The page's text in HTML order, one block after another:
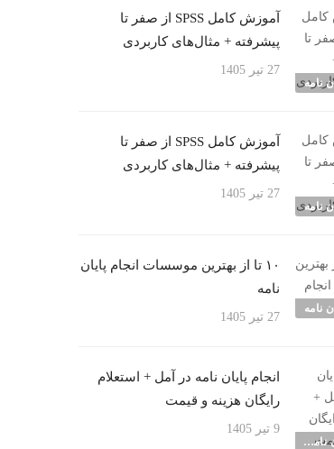
نامه
آموزش کامل SPSS از صفر تا
پیشرفته + مثال‌های کاربردی
27 تیر 1405
نامه
آموزش کامل SPSS از صفر تا
پیشرفته + مثال‌های کاربردی
27 تیر 1405
نامه
۱۰ تا از بهترین موسسات انجام پایان
نامه
27 تیر 1405
انجام پایان نامه شهرها
انجام پایان نامه در آمل + استعلام
رایگان هزینه و قیمت
9 تیر 1405